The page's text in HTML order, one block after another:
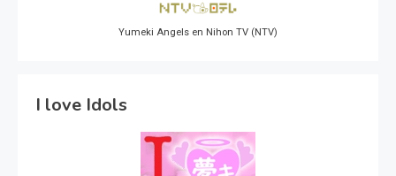
Yumeki Angels en Nihon TV (NTV)
I love Idols